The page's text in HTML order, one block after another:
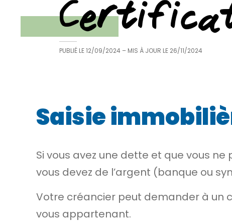
PUBLIÉ LE12/09/2024 – MIS À JOUR LE 26/11/2024
Saisie
Si vous avez une dette et que vous
vous devez de l’argent (banque ou
Votre créancier peut demander à un
vous appartenant.